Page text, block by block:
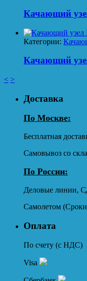
Качающий
Категории:
Качающий
< >
Доставка
По Москве:
Бесплатная
Самовывоз со
По России:
Деловые линии,
Самолетом
Оплата
По счету (с НДС)
Visa